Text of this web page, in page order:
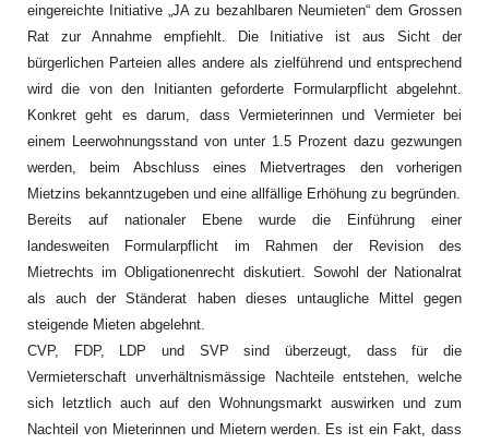
eingereichte Initiative „JA zu bezahlbaren Neumieten“ dem Grossen
Rat zur Annahme empfiehlt. Die Initiative ist aus Sicht der
bürgerlichen Parteien alles andere als zielführend und entsprechend
wird die von den Initianten geforderte Formularpflicht abgelehnt.
Konkret geht es darum, dass Vermieterinnen und Vermieter bei
einem Leerwohnungsstand von unter 1.5 Prozent dazu gezwungen
werden, beim Abschluss eines Mietvertrages den vorherigen
Mietzins bekanntzugeben und eine allfällige Erhöhung zu begründen.
Bereits auf nationaler Ebene wurde die Einführung einer
landesweiten Formularpflicht im Rahmen der Revision des
Mietrechts im Obligationenrecht diskutiert. Sowohl der Nationalrat
als auch der Ständerat haben dieses untaugliche Mittel gegen
steigende Mieten abgelehnt.
CVP, FDP, LDP und SVP sind überzeugt, dass für die
Vermieterschaft unverhältnismässige Nachteile entstehen, welche
sich letztlich auch auf den Wohnungsmarkt auswirken und zum
Nachteil von Mieterinnen und Mietern werden. Es ist ein Fakt, dass